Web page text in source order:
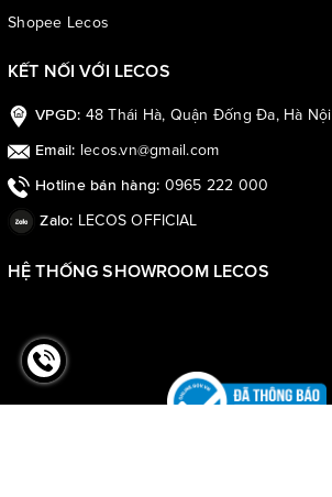
Shopee Lecos
KẾT NỐI VỚI LECOS
VPGD: 48 Thái Hà, Quận Đống Đa, Hà Nội
Email: lecos.vn@gmail.com
Hotline bán hàng: 0965 222 000
Zalo: LECOS OFFICIAL
HỆ THỐNG SHOWROOM LECOS